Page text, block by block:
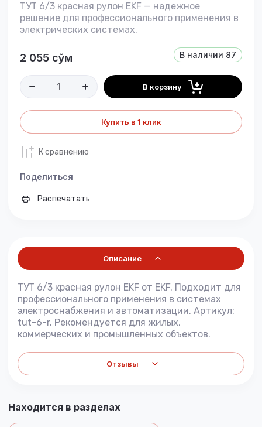
ТУТ 6/3 красная рулон EKF — надежное
решение для профессионального применения в
электрических системах.
В наличии 87
2 055 сўм
В корзину
Купить в 1 клик
К сравнению
Поделиться
Распечатать
Описание
ТУТ 6/3 красная рулон EKF от EKF. Подходит для
профессионального применения в системах
электроснабжения и автоматизации. Артикул:
tut-6-r. Рекомендуется для жилых,
коммерческих и промышленных объектов.
Отзывы
Находится в разделах